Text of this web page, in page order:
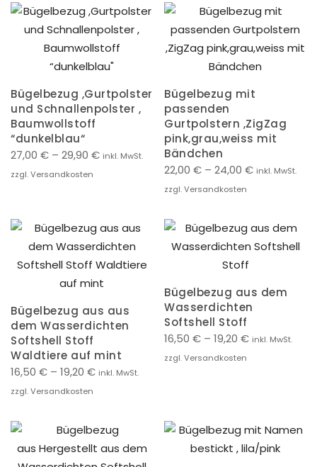
Bügelbezug ,Gurtpolster
und Schnallenpolster ,
Baumwollstoff
“dunkelblau“
27,00 € – 29,90 € inkl. MwSt.
zzgl. Versandkosten
Bügelbezug mit
passenden
Gurtpolstern ,ZigZag
pink,grau,weiss mit
Bändchen
22,00 € – 24,00 € inkl. MwSt.
zzgl. Versandkosten
Bügelbezug aus aus
dem Wasserdichten
Softshell Stoff
Waldtiere auf mint
16,50 € – 19,20 € inkl. MwSt.
zzgl. Versandkosten
Bügelbezug aus dem
Wasserdichten
Softshell Stoff
16,50 € – 19,20 € inkl. MwSt.
zzgl. Versandkosten